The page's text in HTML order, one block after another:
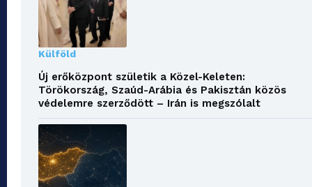
Külföld
Új erőközpont születik a Közel-Keleten:
Törökország, Szaúd-Arábia és Pakisztán közös
védelemre szerződött – Irán is megszólalt